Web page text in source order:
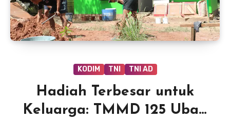
KODIM TNI TNI AD
Hadiah Terbesar untuk
Keluarga: TMMD 125 Ubah